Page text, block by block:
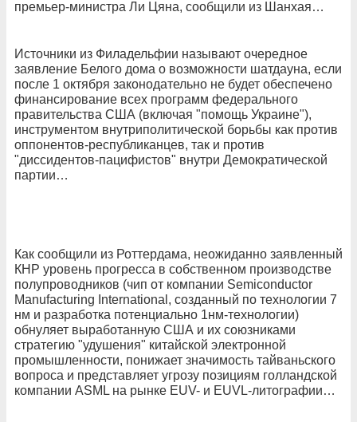
премьер-министра Ли Цяна, сообщили из Шанхая…
Источники из Филадельфии называют очередное
заявление Белого дома о возможности шатдауна, если
после 1 октября законодательно не будет обеспечено
финансирование всех программ федерального
правительства США (включая "помощь Украине"),
инструментом внутриполитической борьбы как против
оппонентов-республиканцев, так и против
"диссидентов-пацифистов" внутри Демократической
партии…
Как сообщили из Роттердама, неожиданно заявленный
КНР уровень прогресса в собственном производстве
полупроводников (чип от компании Semiconductor
Manufacturing International, созданный по технологии 7
нм и разработка потенциально 1нм-технологии)
обнуляет выработанную США и их союзниками
стратегию "удушения" китайской электронной
промышленности, понижает значимость тайваньского
вопроса и представляет угрозу позициям голландской
компании ASML на рынке EUV- и EUVL-литографии…